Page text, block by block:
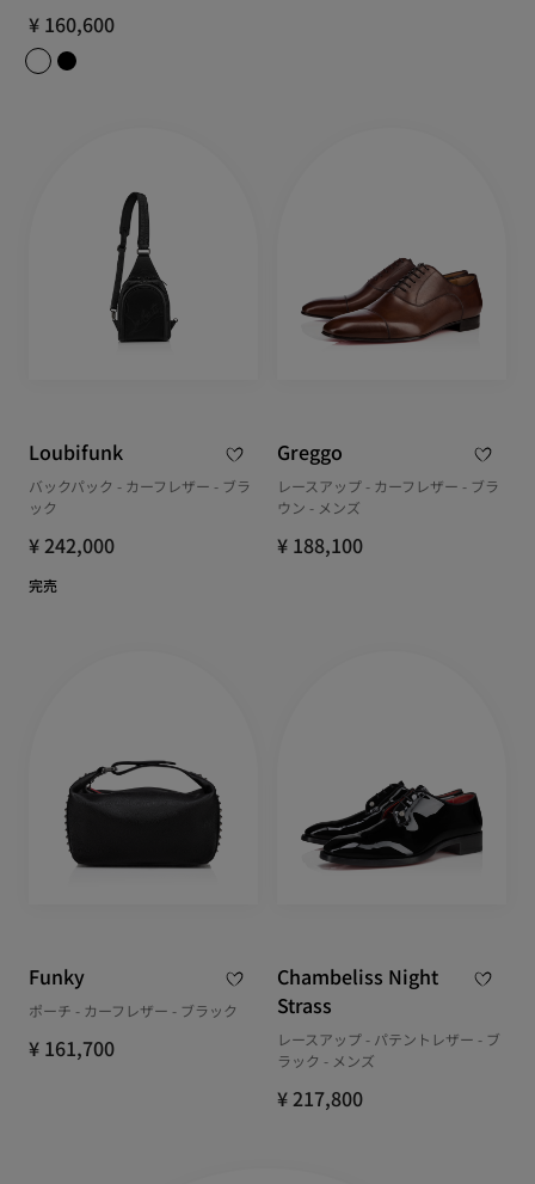
¥ 160,600
Loubifunk
バックパック - カーフレザー - ブラ
ック
¥ 242,000
完売
Greggo
レースアップ - カーフレザー - ブラ
ウン - メンズ
¥ 188,100
Funky
ポーチ - カーフレザー - ブラック
¥ 161,700
Chambeliss Night
Strass
レースアップ - パテントレザー - ブ
ラック - メンズ
¥ 217,800